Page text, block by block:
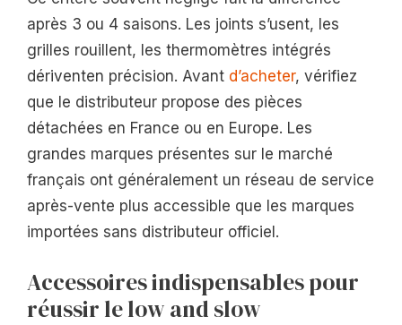
après 3 ou 4 saisons. Les joints s’usent, les
grilles rouillent, les thermomètres intégrés
dériventen précision. Avant d’acheter, vérifiez
que le distributeur propose des pièces
détachées en France ou en Europe. Les
grandes marques présentes sur le marché
français ont généralement un réseau de service
après-vente plus accessible que les marques
importées sans distributeur officiel.
Accessoires indispensables pour
réussir le low and slow